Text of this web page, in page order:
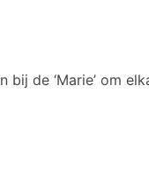
de ‘Marie’ om